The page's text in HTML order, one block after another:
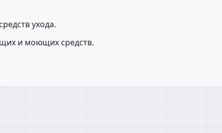
ухода.
и моющих средств.